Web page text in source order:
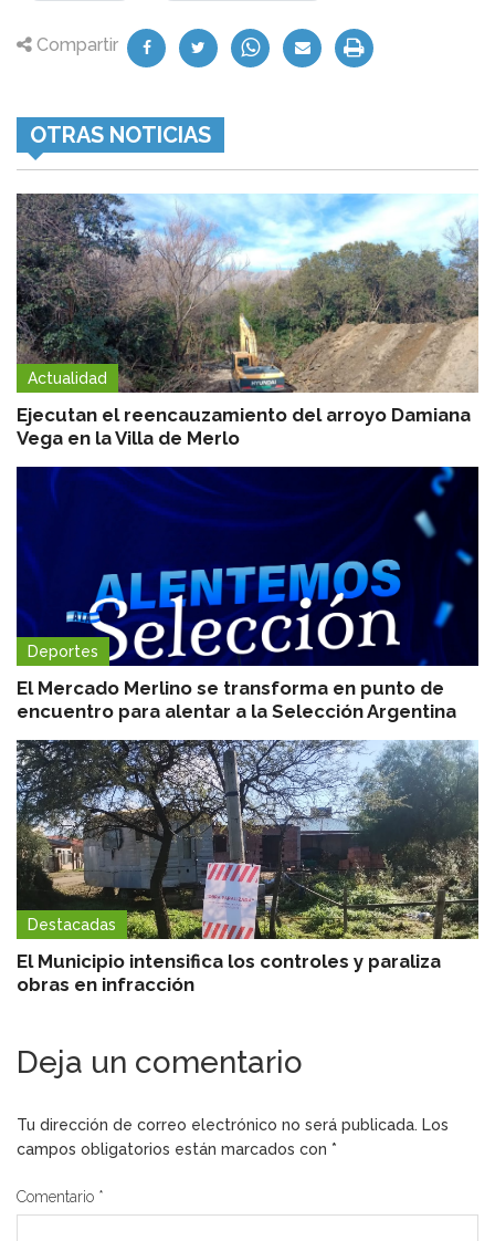
Compartir
OTRAS NOTICIAS
Actualidad
Ejecutan el reencauzamiento del arroyo Damiana
Vega en la Villa de Merlo
Deportes
El Mercado Merlino se transforma en punto de
encuentro para alentar a la Selección Argentina
Destacadas
El Municipio intensifica los controles y paraliza
obras en infracción
Deja un comentario
Tu dirección de correo electrónico no será publicada. Los
campos obligatorios están marcados con *
Comentario *